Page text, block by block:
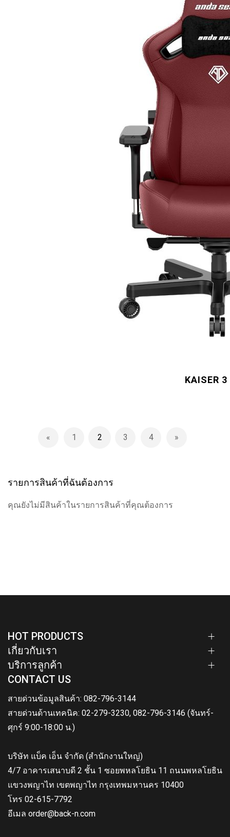
KAISER 3
Page
ก่อนหน้านี้Page
1 You're currently reading page
2 Page
3 Page
4 Page
ถัดไป
รายการสินค้าที่ฉันต้องการ
คุณยังไม่มีสินค้าในรายการสินค้าที่คุณต้องการ
HOT PRODUCTS
เกี่ยวกับเรา
บริการลูกค้า
CONTACT US
สายด่วนข้อมูลสินค้า: 082-796-3144
สายด่วนด้านเทคนิค: 02-279-3230, 082-796-3146 (จันทร์-
ศุกร์ 9:00-18:00 น.)
บริษัท แบ็ค เอ็น จำกัด (สำนักงานใหญ่)
4/7 อาคารเสนาบดี 2 ชั้น 1 ซอยพหลโยธิน 11 ถนนพหลโยธิน
แขวงพญาไท เขตพญาไท กรุงเทพมหานคร 10400
โทร 02-615-7792
อีเมล order@back-n.com